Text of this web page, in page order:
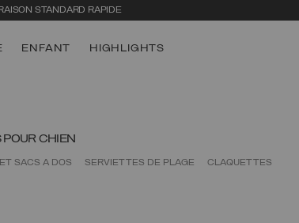
STANDARD RAPIDE
ENFANT HIGHLIGHTS
CHIEN
SACS À DOS SERVIETTES DE PLAGE CLAQUETTES